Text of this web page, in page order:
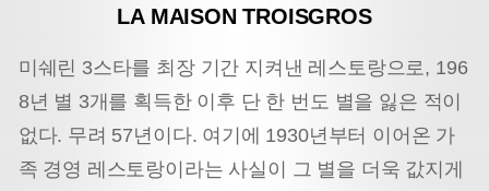
LA MAISON TROISGROS
미쉐린 3스타를 최장 기간 지켜낸 레스토랑으로, 196
8년 별 3개를 획득한 이후 단 한 번도 별을 잃은 적이
없다. 무려 57년이다. 여기에 1930년부터 이어온 가
족 경영 레스토랑이라는 사실이 그 별을 더욱 값지게